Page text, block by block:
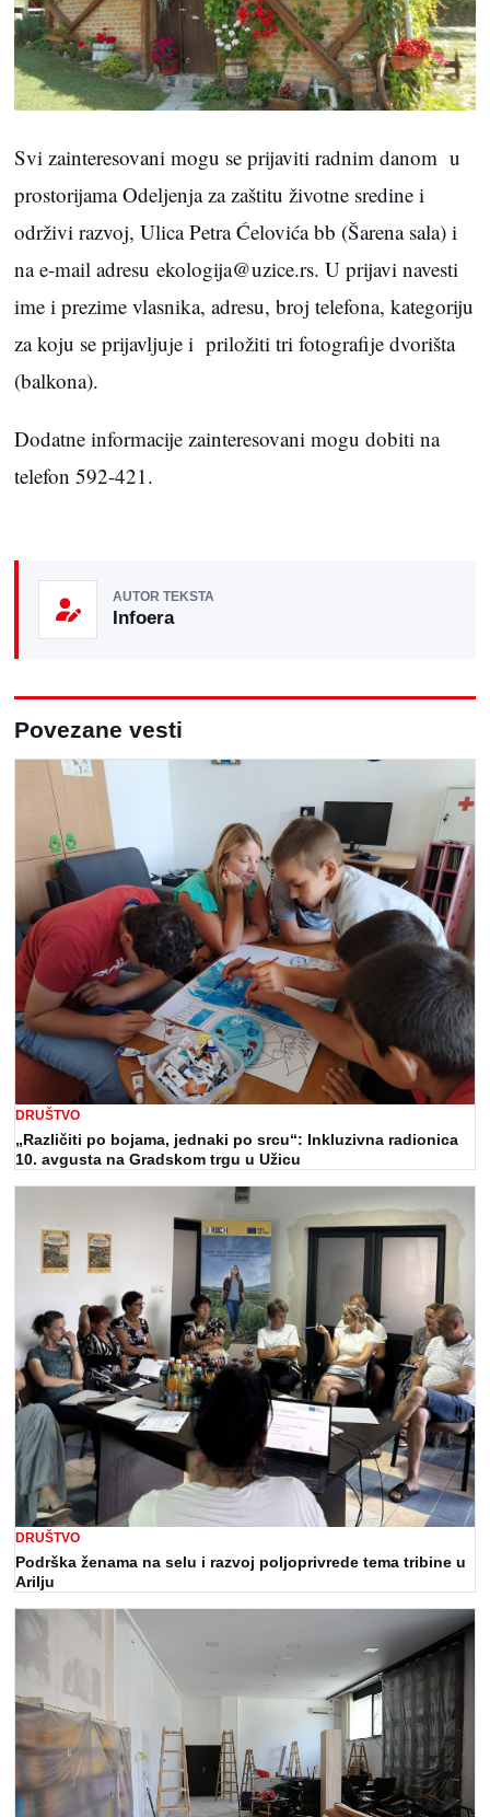
Svi zainteresovani mogu se prijaviti radnim danom u
prostorijama Odeljenja za zaštitu životne sredine i
održivi razvoj, Ulica Petra Ćelovića bb (Šarena sala) i
na e-mail adresu ekologija@uzice.rs. U prijavi navesti
ime i prezime vlasnika, adresu, broj telefona, kategoriju
za koju se prijavljuje i priložiti tri fotografije dvorišta
(balkona).
Dodatne informacije zainteresovani mogu dobiti na
telefon 592-421.
AUTOR TEKSTA
Infoera
Povezane vesti
DRUŠTVO
„Različiti po bojama, jednaki po srcu“: Inkluzivna radionica
10. avgusta na Gradskom trgu u Užicu
DRUŠTVO
Podrška ženama na selu i razvoj poljoprivrede tema tribine u
Arilju